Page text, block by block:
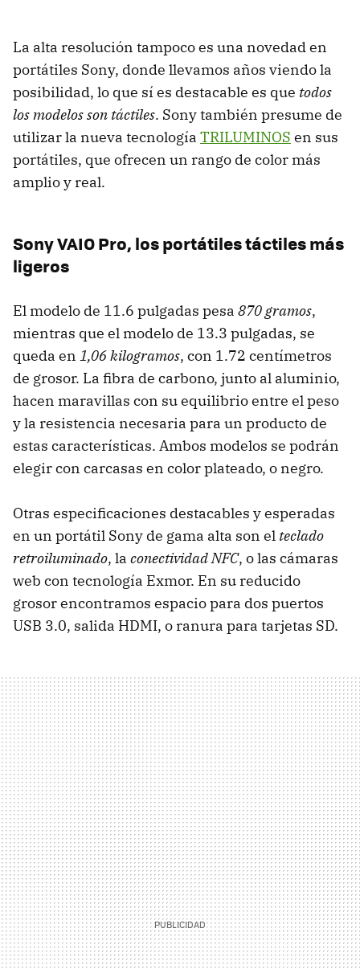
La alta resolución tampoco es una novedad en
portátiles Sony, donde llevamos años viendo la
posibilidad, lo que sí es destacable es que todos
los modelos son táctiles. Sony también presume de
utilizar la nueva tecnología TRILUMINOS en sus
portátiles, que ofrecen un rango de color más
amplio y real.
Sony VAIO Pro, los portátiles táctiles más
ligeros
El modelo de 11.6 pulgadas pesa 870 gramos,
mientras que el modelo de 13.3 pulgadas, se
queda en 1,06 kilogramos, con 1.72 centímetros
de grosor. La fibra de carbono, junto al aluminio,
hacen maravillas con su equilibrio entre el peso
y la resistencia necesaria para un producto de
estas características. Ambos modelos se podrán
elegir con carcasas en color plateado, o negro.
Otras especificaciones destacables y esperadas
en un portátil Sony de gama alta son el teclado
retroiluminado, la conectividad NFC, o las cámaras
web con tecnología Exmor. En su reducido
grosor encontramos espacio para dos puertos
USB 3.0, salida HDMI, o ranura para tarjetas SD.